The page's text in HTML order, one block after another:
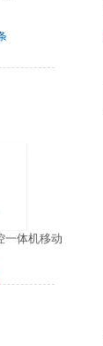
一体机移动